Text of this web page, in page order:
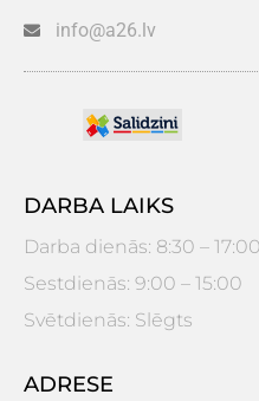
info@a26.lv
DARBA LAIKS
Darba dienās: 8:30 – 17:00
Sestdienās: 9:00 – 15:00
Svētdienās: Slēgts
ADRESE